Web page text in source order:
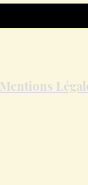
Mentions